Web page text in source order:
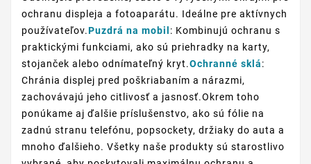
ochranu displeja a fotoaparátu. Ideálne pre aktívnych
používateľov.Puzdrá na mobil : Kombinujú ochranu s
praktickými funkciami, ako sú priehradky na karty,
stojanček alebo odnímateľný kryt.Ochranné sklá:
Chránia displej pred poškriabaním a nárazmi,
zachovávajú jeho citlivosť a jasnosť.Okrem toho
ponúkame aj ďalšie príslušenstvo, ako sú fólie na
zadnú stranu telefónu, popsockety, držiaky do auta a
mnoho ďalšieho. Všetky naše produkty sú starostlivo